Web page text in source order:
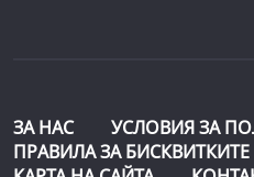
ЗА НАС
УСЛОВИЯ ЗА
ПРАВИЛА ЗА БИСКВИТКИТЕ